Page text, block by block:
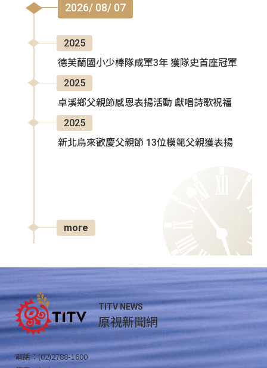
2026/ 08/ 07
2025
德芙蘭國小少棒隊成軍3年 獲隊史首座冠軍
2025
卓溪鄉父親節感恩表揚活動 獻唱詩歌祝福
2025
新北烏來歡慶父親節 13位模範父親獲表揚
more
TITV NEWS
原視新聞網
電話：(02)2788-1600